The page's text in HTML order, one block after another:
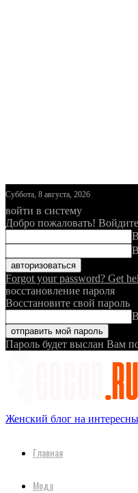
Суббота, 8 августа, 2026
войти в систему
Добро пожаловать!
Forgot your password? Get
восстановление пароля
Восстановите свой пароль
Пароль будет выслан Вам
Женский блог на
Главная
Мода